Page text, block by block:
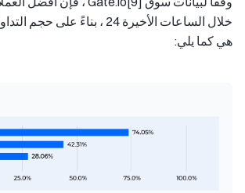
خلال الساعات الأخيرة 24 ، بناءً
هي كما يلي: